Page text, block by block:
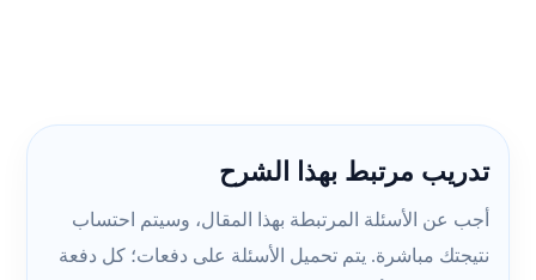
تدريب مرتبط بهذا الشرح
أجب عن الأسئلة المرتبطة بهذا المقال، وسيتم احتساب
نتيجتك مباشرة. يتم تحميل الأسئلة على دفعات؛ كل دفعة